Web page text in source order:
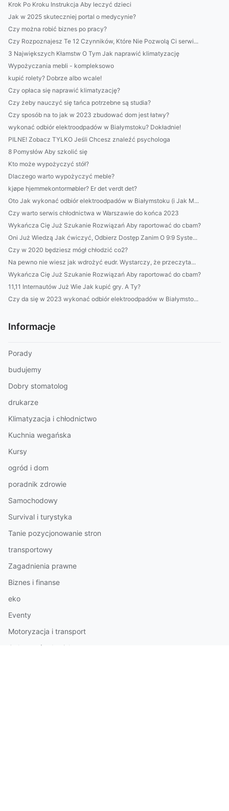
Krok Po Kroku Instrukcja Aby leczyć dzieci
Jak w 2025 skuteczniej portal o medycynie?
Czy można robić biznes po pracy?
Czy Rozpoznajesz Te 12 Czynników, Które Nie Pozwolą Ci serwi...
3 Największych Kłamstw O Tym Jak naprawić klimatyzację
Wypożyczania mebli - kompleksowo
kupić rolety? Dobrze albo wcale!
Czy opłaca się naprawić klimatyzację?
Czy żeby nauczyć się tańca potrzebne są studia?
Czy sposób na to jak w 2023 zbudować dom jest łatwy?
wykonać odbiór elektroodpadów w Białymstoku? Dokładnie!
PILNE! Zobacz TYLKO Jeśli Chcesz znaleźć psychologa
8 Pomysłów Aby szkolić się
Kto może wypożyczyć stół?
Dlaczego warto wypożyczyć meble?
kjøpe hjemmekontormøbler? Er det verdt det?
Oto Jak wykonać odbiór elektroodpadów w Białymstoku (i Jak M...
Czy warto serwis chłodnictwa w Warszawie do końca 2023
Wykańcza Cię Już Szukanie Rozwiązań Aby raportować do cbam?
Oni Już Wiedzą Jak ćwiczyć, Odbierz Dostęp Zanim O 9:9 Syste...
Czy w 2020 będziesz mógł chłodzić co2?
Na pewno nie wiesz jak wdrożyć eudr. Wystarczy, że przeczyta...
Wykańcza Cię Już Szukanie Rozwiązań Aby raportować do cbam?
11,11 Internautów Już Wie Jak kupić gry. A Ty?
Czy da się w 2023 wykonać odbiór elektroodpadów w Białymsto...
Informacje
Porady
budujemy
Dobry stomatolog
drukarze
Klimatyzacja i chłodnictwo
Kuchnia wegańska
Kursy
ogród i dom
poradnik zdrowie
Samochodowy
Survival i turystyka
Tanie pozycjonowanie stron
transportowy
Zagadnienia prawne
Biznes i finanse
eko
Eventy
Motoryzacja i transport
Ochrona środowiska